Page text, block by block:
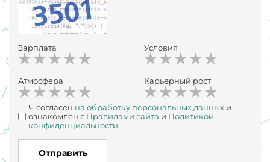
Зарплата Условия
Атмосфера Карьерный рост
Я согласен на обработку персональных данных и
ознакомлен с Правилами сайта и Политикой
конфиденциальности
Отправить